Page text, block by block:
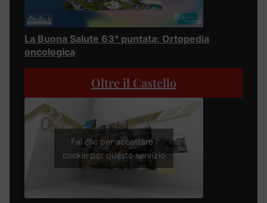
La Buona Salute 63° puntata: Ortopedia
oncologica
Oltre il Castello
Fai clic per accettare i
cookie per questo servizio